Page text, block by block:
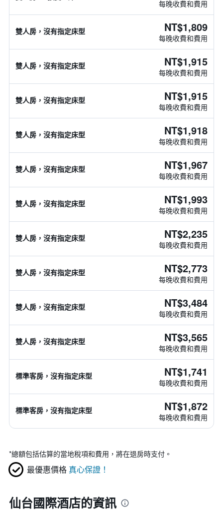
每晚收費和費用
雙人房，沒有指定床型 NT$1,809
每晚收費和費用
雙人房，沒有指定床型 NT$1,915
每晚收費和費用
雙人房，沒有指定床型 NT$1,915
每晚收費和費用
雙人房，沒有指定床型 NT$1,918
每晚收費和費用
雙人房，沒有指定床型 NT$1,967
每晚收費和費用
雙人房，沒有指定床型 NT$1,993
每晚收費和費用
雙人房，沒有指定床型 NT$2,235
每晚收費和費用
雙人房，沒有指定床型 NT$2,773
每晚收費和費用
雙人房，沒有指定床型 NT$3,484
每晚收費和費用
雙人房，沒有指定床型 NT$3,565
每晚收費和費用
標準客房，沒有指定床型 NT$1,741
每晚收費和費用
標準客房，沒有指定床型 NT$1,872
每晚收費和費用
*總額包括估算的當地稅項和費用，將在退房時支付。
最優惠價格 真心保證！
仙台國際酒店的資訊